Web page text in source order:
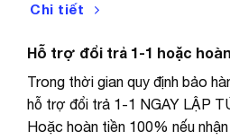
– Chất lượng sản phẩm đều
gây ra hư hỏng bể vỡ). Vì vậy
mà không hoạt động hoặc cần
lòng liên hệ ngay thông tin kèm
phục vụ bảo hành tốt hơn và
Chi tiết
Hỗ trợ đổi trả 1-1 hoặc
Trong thời gian quy định bảo
hỗ trợ đổi trả 1-1 NGAY LẬP
Hoặc hoàn tiền 100% nếu